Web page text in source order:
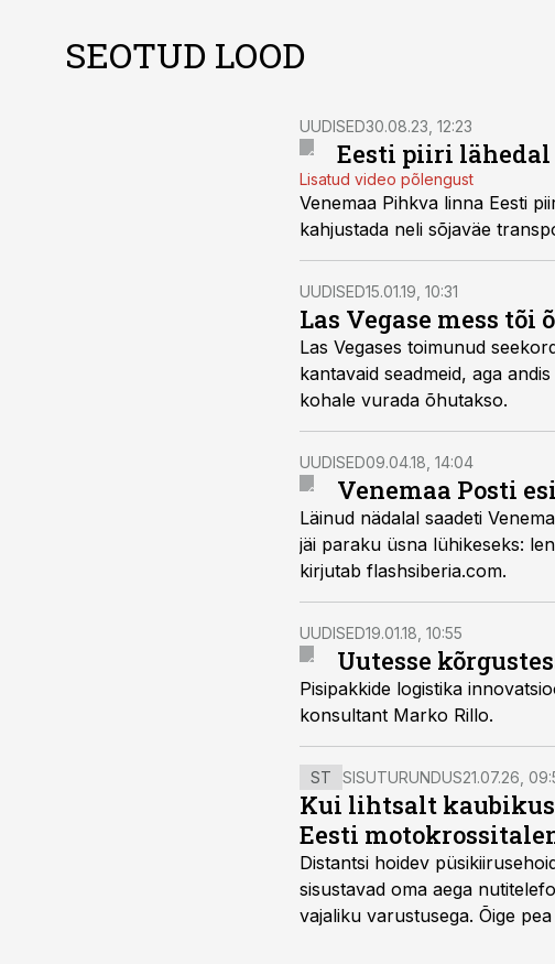
SEOTUD LOOD
UUDISED30.08.23, 12:23
Eesti piiri
Lisatud video põlengust
Venemaa Pihkva linna Eesti
kahjustada neli sõjaväe
UUDISED15.01.19, 10:31
Las Vegase mess
Las Vegases toimunud
kantavaid seadmeid, aga
kohale vurada õhutakso.
UUDISED09.04.18, 14:04
Venemaa Posti
Läinud nädalal saadeti
jäi paraku üsna lühikeseks:
kirjutab flashsiberia.com.
UUDISED19.01.18, 10:55
Uutesse
Pisipakkide logistika
konsultant Marko Rillo.
ST SISUTURUNDUS21.07.26,
Kui lihtsalt
Eesti
Distantsi hoidev
sisustavad oma aega
vajaliku varustusega. Õige